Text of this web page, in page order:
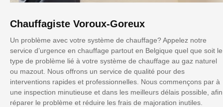
Chauffagiste Voroux-Goreux
Un problème avec votre système de chauffage? Appelez notre
service d’urgence en chauffage partout en Belgique quel que soit le
type de problème lié à votre système de chauffage au gaz naturel
ou mazout. Nous offrons un service de qualité pour des
interventions rapides et professionnelles. Nous commençons par à
une inspection minutieuse et dans les meilleurs délais possible, afin
réparer le problème et réduire les frais de majoration inutiles.